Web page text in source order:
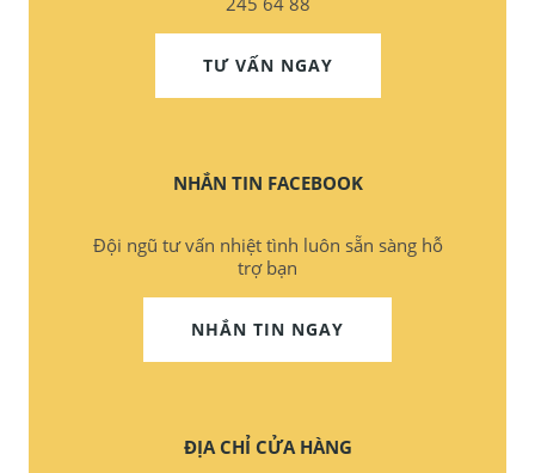
TƯ VẤN NGAY
NHẮN TIN FACEBOOK
Đội ngũ tư vấn nhiệt tình luôn sẵn sàng hỗ
trợ bạn
NHẮN TIN NGAY
ĐỊA CHỈ CỬA HÀNG